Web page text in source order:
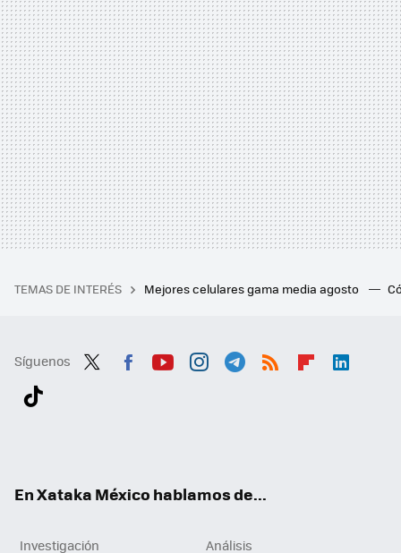
TEMAS DE INTERÉS Mejores celulares gama media agosto
Síguenos
En Xataka México hablamos de...
Investigación
Análisis